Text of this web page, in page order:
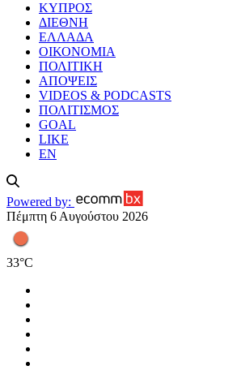
ΚΥΠΡΟΣ
ΔΙΕΘΝΗ
ΕΛΛΑΔΑ
ΟΙΚΟΝΟΜΙΑ
ΠΟΛΙΤΙΚΗ
ΑΠΟΨΕΙΣ
VIDEOS & PODCASTS
ΠΟΛΙΤΙΣΜΟΣ
GOAL
LIKE
EN
Powered by:
Πέμπτη 6 Αυγούστου 2026
33°C